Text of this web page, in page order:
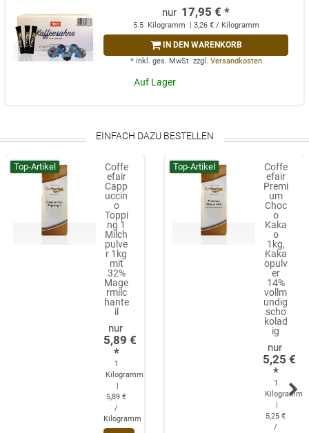
17,95 € *
5.5 Kilogramm | 3,26 € / Kilogramm
IN DEN WARENKORB
* inkl. ges. MwSt. zzgl. Versandkosten
Auf Lager
EINFACH DAZU BESTELLEN
Top-Artikel
Coffe
efair
Capp
uccin
o
Toppi
ng 1
Milch
pulve
r 1kg
mit
32%
Mage
rmilc
hante
il
5,89 €
*
1
Kilogramm
5,89 €
/
Kilogramm
Top-Artikel
Coffe
efair
Premi
um
Choc
o
Kaka
o
1kg,
Kaka
opulv
er
14%
vollm
undig
scho
kolad
ig
5,25 €
*
1
Kilogramm
5,25 €
/